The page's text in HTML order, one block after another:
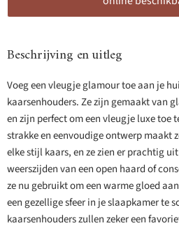
Beschrijving en uitleg
Voeg een vleugje glamour toe aan je
kaarsenhouders. Ze zijn gemaakt van
en zijn perfect om een vleugje luxe toe
strakke en eenvoudige ontwerp maakt
elke stijl kaars, en ze zien er prachtig
weerszijden van een open haard of
ze nu gebruikt om een warme gloed
een gezellige sfeer in je slaapkamer te
kaarsenhouders zullen zeker een